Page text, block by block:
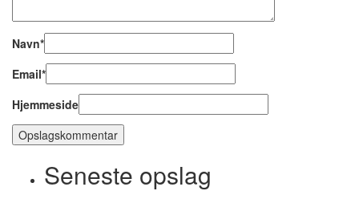
Navn*
Email*
Hjemmeside
Seneste opslag